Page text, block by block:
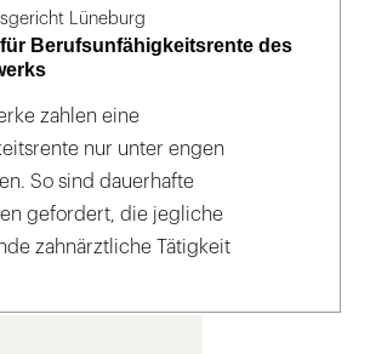
Lüneburg
Berufsunfähigkeitsrente des
zahlen eine
nur unter engen
So sind dauerhafte
gefordert, die jegliche
zahnärztliche Tätigkeit